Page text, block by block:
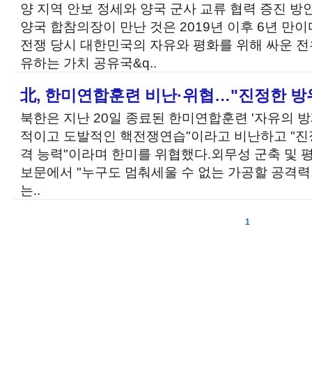
양 지역 안보 정세와 양국 군사 교류 협력 증진 방
양국 합참의장이 만난 것은 2019년 이후 6년 만
전쟁 당시 대한민국의 자유와 평화를 위해 싸운
유하는 가치 공유국&q..
北, 한미연합훈련 비난·위협…"진정한
북한은 지난 20일 종료된 한미연합훈련 '자유의
적이고 도발적인 핵전쟁연습"이라고 비난하고 "
격 능력"이라며 한미를 위협했다.외무성 군축 및
보문에서 "누구도 멈춰세울 수 없는 가공할 공격
는..
1